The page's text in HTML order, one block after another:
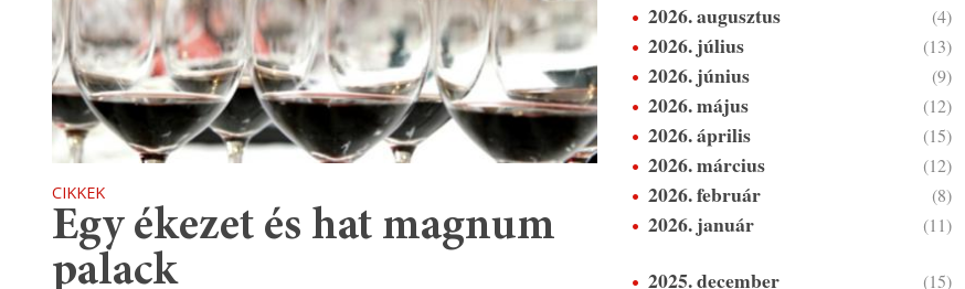
CIKKEK
Egy ékezet és hat magnum
palack
2026. augusztus (4)
2026. július (13)
2026. június (9)
2026. május (12)
2026. április (15)
2026. március (12)
2026. február (8)
2026. január (11)
2025. december (15)